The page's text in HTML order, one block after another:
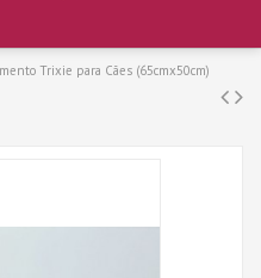
Trixie para Cães (65cmx50cm)